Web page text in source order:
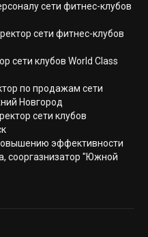
сети фитнес-клубов
сети фитнес-клубов
сети клубов World Class
по продажам сети
Новгород
сети клубов
эффективности
сооргазнизатор "Южной